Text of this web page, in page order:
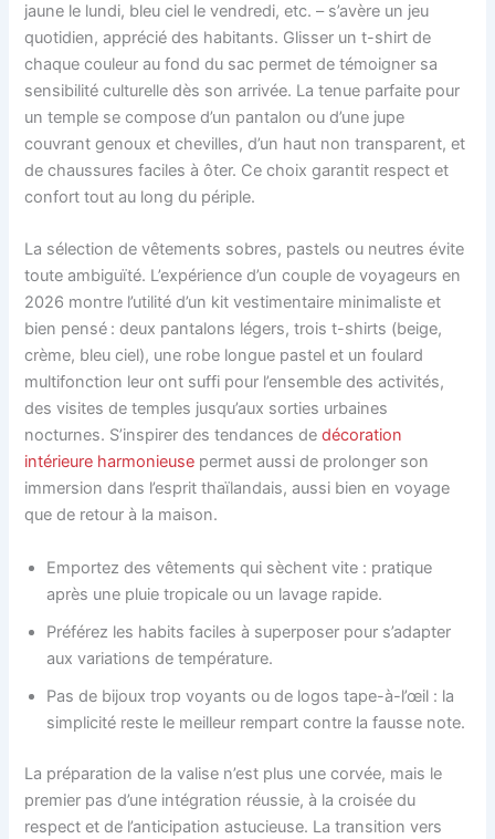
jaune le lundi, bleu ciel le vendredi, etc. – s’avère un jeu
quotidien, apprécié des habitants. Glisser un t-shirt de
chaque couleur au fond du sac permet de témoigner sa
sensibilité culturelle dès son arrivée. La tenue parfaite pour
un temple se compose d’un pantalon ou d’une jupe
couvrant genoux et chevilles, d’un haut non transparent, et
de chaussures faciles à ôter. Ce choix garantit respect et
confort tout au long du périple.
La sélection de vêtements sobres, pastels ou neutres évite
toute ambiguïté. L’expérience d’un couple de voyageurs en
2026 montre l’utilité d’un kit vestimentaire minimaliste et
bien pensé : deux pantalons légers, trois t-shirts (beige,
crème, bleu ciel), une robe longue pastel et un foulard
multifonction leur ont suffi pour l’ensemble des activités,
des visites de temples jusqu’aux sorties urbaines
nocturnes. S’inspirer des tendances dedécoration
intérieure harmonieuse permet aussi de prolonger son
immersion dans l’esprit thaïlandais, aussi bien en voyage
que de retour à la maison.
Emportez des vêtements qui sèchent vite : pratique
après une pluie tropicale ou un lavage rapide.
Préférez les habits faciles à superposer pour s’adapter
aux variations de température.
Pas de bijoux trop voyants ou de logos tape-à-l’œil : la
simplicité reste le meilleur rempart contre la fausse note.
La préparation de la valise n’est plus une corvée, mais le
premier pas d’une intégration réussie, à la croisée du
respect et de l’anticipation astucieuse. La transition vers